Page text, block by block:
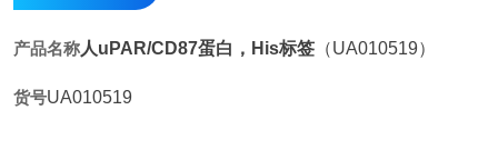
产品名称人uPAR/CD87蛋白，His标签 （UA010519）
货号UA010519